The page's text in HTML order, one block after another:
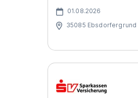
01.08.2026
35085 Ebsdorfergrund